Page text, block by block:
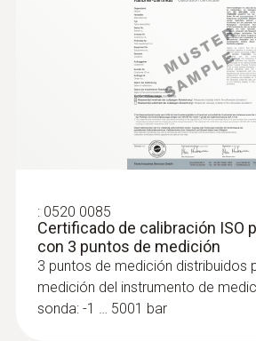
: 0520 0085
Certificado de calibración ISO
con 3 puntos de medición
3 puntos de medición distribuidos
medición del instrumento de
sonda: -1 … 5001 bar